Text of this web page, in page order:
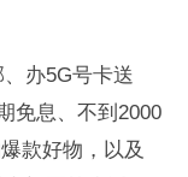
办5G号卡送
免息、不到2000
款好物，以及